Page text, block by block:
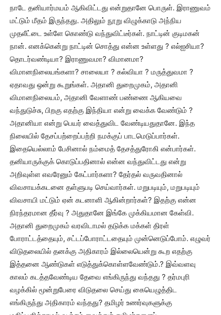
நாடே தனியார்மயம் ஆகிவிட்டது என்றுதானே பொருள். இராணுவம்
மட்டும் மீதம் இருந்தது. அதிலும் நூறு விழுக்காடு அந்நிய
முதலீட்டை உள்ளே கொண்டு வந்துவிட்டீர்கள். நாட்டின் குடிமகன்
நான். எனக்கென்று நாட்டின் சொத்து என்ன உள்ளது ? எல்ஐசியா?
தொடர்வண்டியா? இராணுவமா? விமானமா?
விமானநிலையங்களா? சாலையா ? கல்வியா ? மருத்துவமா ?
ஏதாவது ஒன்று கூறுங்கள். அதானி துறைமுகம், அதானி
விமானநிலையம், அதானி வேளாண் பண்ணை ஆகியவை
வந்துடுச்சு, பிறகு எதற்கு இந்தியா என்று வைக்க வேண்டும் ?
அதானியா என்று பெயர் வைத்துவிட வேண்டியதுதானே. இந்த
நிலையில் தேசப்பற்றைப்பற்றி நமக்குப் பாடமெடுப்பார்கள்.
இதையெல்லாம் பேசினால் நம்மைத் தேசத்துரோகி என்பார்கள்.
தனியாருக்குக் கொடுப்பதினால் என்ன வந்துவிட்டது என்று
அறிவுள்ள எவரேனும் கேட்பார்களா? தேர்தல் வருவதினால்
விவசாயக்கடனை தள்ளுபடி செய்வார்கள். மறுபடியும், மறுபடியும்
விவசாயி மட்டும் ஏன் கடனாளி ஆகின்றார்கள்? இதற்கு என்ன
நிரந்தரமான தீர்வு ? அதுதானே இங்கே முக்கியமான கேள்வி.
அதானி துறைமுகம் வரவிடாமல் தடுக்க மக்கள் திரள்
போராட்டத்தையும், சட்டப்போராட்டதையும் முன்னெடுப்போம். எழுவர்
விடுதலையில் தனக்கு அதிகாரம் இல்லையென்று கூற எதற்கு
இத்தனை ஆண்டுகள் எடுத்துக்கொள்ளவேண்டும்.? இவ்வளவு
காலம் கடத்தவேண்டிய தேவை எங்கிருந்து வந்தது ? தர்மபுரி
வழக்கில் மூன்றுபேரை விடுதலை செய்து கையெழுத்திட
எங்கிருந்து அதிகாரம் வந்தது? தமிழர் உணர்வுகளுக்கு